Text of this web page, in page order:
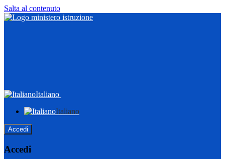
Salta al contenuto
Italiano
Italiano
Accedi
Accedi